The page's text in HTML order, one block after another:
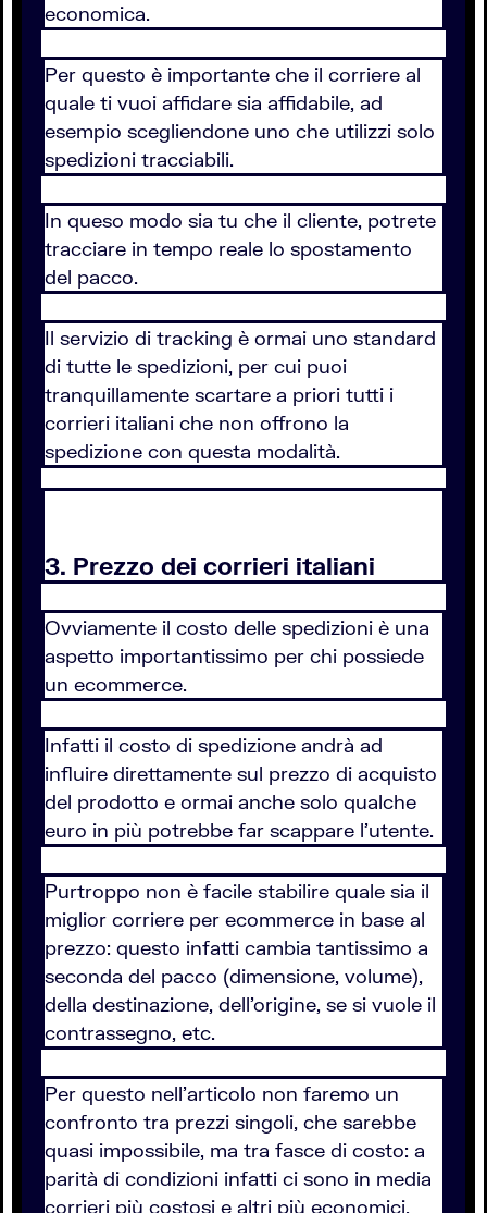
economica.
Per questo è importante che il corriere al
quale ti vuoi affidare sia affidabile, ad
esempio scegliendone uno che utilizzi solo
spedizioni tracciabili.
In queso modo sia tu che il cliente, potrete
tracciare in tempo reale lo spostamento
del pacco.
Il servizio di tracking è ormai uno standard
di tutte le spedizioni, per cui puoi
tranquillamente scartare a priori tutti i
corrieri italiani che non offrono la
spedizione con questa modalità.
3. Prezzo dei corrieri italiani
Ovviamente il costo delle spedizioni è una
aspetto importantissimo per chi possiede
un ecommerce.
Infatti il costo di spedizione andrà ad
influire direttamente sul prezzo di acquisto
del prodotto e ormai anche solo qualche
euro in più potrebbe far scappare l'utente.
Purtroppo non è facile stabilire quale sia il
miglior corriere per ecommerce in base al
prezzo: questo infatti cambia tantissimo a
seconda del pacco (dimensione, volume),
della destinazione, dell'origine, se si vuole il
contrassegno, etc.
Per questo nell'articolo non faremo un
confronto tra prezzi singoli, che sarebbe
quasi impossibile, ma tra fasce di costo: a
parità di condizioni infatti ci sono in media
corrieri più costosi e altri più economici.